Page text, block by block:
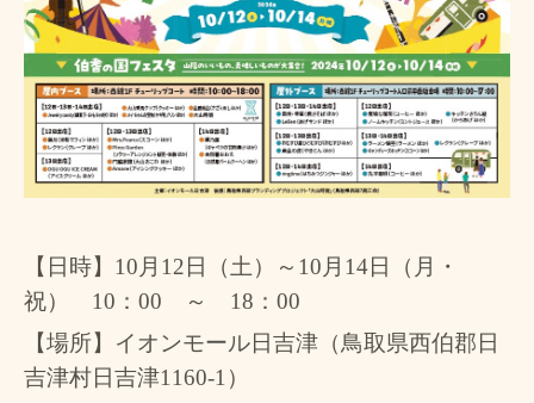
【日時】 10 月 12日（土）～ 10 月 14日（月・
祝） 10 ： 00 ～ 18 ： 00
【場所】イオンモール日吉津（鳥取県西伯郡日
吉津村日吉津1160-1 ）